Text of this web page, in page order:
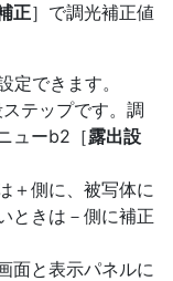
正］で調光補正値
定できます。
テップです。調
ューb2［露出設
＋側に、被写体に
ときは－側に補正
面と表示パネルに